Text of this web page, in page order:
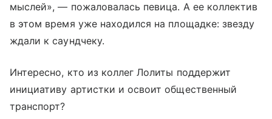
мыслей», — пожаловалась певица. А ее коллектив
в этом время уже находился на площадке: звезду
ждали к саундчеку.
Интересно, кто из коллег Лолиты поддержит
инициативу артистки и освоит общественный
транспорт?